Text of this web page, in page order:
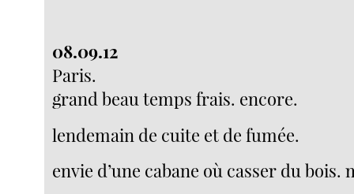
08.09.12
Paris.
grand beau temps frais. encore.
lendemain de cuite et de fumée.
envie d’une cabane où casser du bois.